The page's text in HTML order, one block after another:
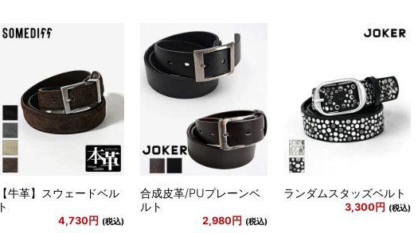
【牛革】スウェードベル
ト
4,730円 (税込)
合成皮革/PUプレーンベ
ルト
2,980円 (税込)
ランダムスタッズベルト
3,300円 (税込)